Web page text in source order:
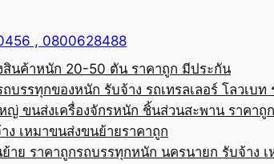
, 0800628488
สินค้าหนัก 20-50 ตัน ราคาถูก มีประกัน
ถบรรทุกของหนัก รับจ้าง รถเทรลเลอร์ โลวเบท
ญ่ ขนส่งเครื่องจักรหนัก ชิ้นส่วนสะพาน ราคาถู
เหมาขนส่งขนย้ายราคาถูก
าย ราคาถูกรถบรรทุกหนัก นครนายก รับจ้าง